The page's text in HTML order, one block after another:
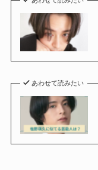
あわせて読みたい